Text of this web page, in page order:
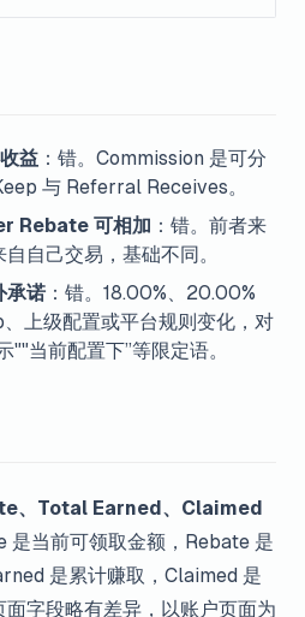
益 ：错。Commission 是可分
与 Referral Receives。
Rebate 可相加 ：错。前者来
自己交易，基础不同。
承诺 ：错。18.00%、20.00%
上级配置或平台规则变化，对
""当前配置下”等限定语。
、Total Earned、Claimed
是当前可领取金额，Rebate 是
是累计赚取，Claimed 是
字段略有差异，以账户页面为